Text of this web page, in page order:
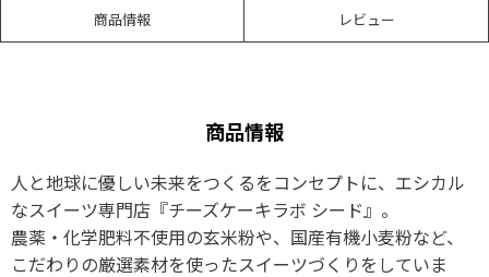
商品情報 レビュー
商品情報
人と地球に優しい未来をつくるをコンセプトに、エシカル
なスイーツ専門店『チーズケーキラボ シード』。
農薬・化学肥料不使用の玄米粉や、国産有機小麦粉など、
こだわりの厳選素材を使ったスイーツづくりをしていま